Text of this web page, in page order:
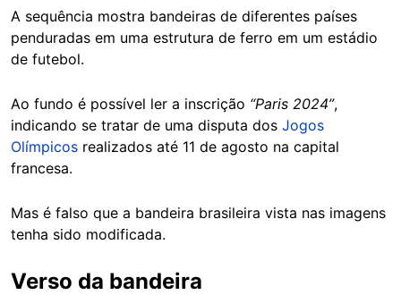
A sequência mostra bandeiras de diferentes países
penduradas em uma estrutura de ferro em um estádio
de futebol.
Ao fundo é possível ler a inscrição “Paris 2024”,
indicando se tratar de uma disputa dos Jogos
Olímpicos realizados até 11 de agosto na capital
francesa.
Mas é falso que a bandeira brasileira vista nas imagens
tenha sido modificada.
Verso da bandeira